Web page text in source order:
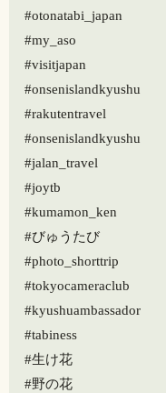
#otonatabi_japan
#my_aso
#visitjapan
#onsenislandkyushu
#rakutentravel
#onsenislandkyushu
#jalan_travel
#joytb
#kumamon_ken
#びゅうたび
#photo_shorttrip
#tokyocameraclub
#kyushuambassador
#tabiness
#生け花
#野の花